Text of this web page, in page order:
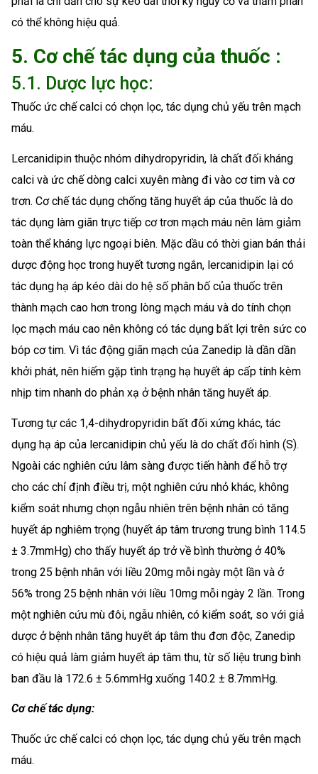
có thể không hiệu quả.
5. Cơ chế tác dụng của thuốc :
5.1. Dược lực học:
Thuốc ức chế calci có chọn lọc, tác dụng chủ yếu trên mạch
máu.
Lercanidipin thuộc nhóm dihydropyridin, là chất đối kháng
calci và ức chế dòng calci xuyên màng đi vào cơ tim và cơ
trơn. Cơ chế tác dụng chống tăng huyết áp của thuốc là do
tác dụng làm giãn trực tiếp cơ trơn mạch máu nên làm giảm
toàn thể kháng lực ngoại biên. Mặc dầu có thời gian bán thải
dược động học trong huyết tương ngắn, lercanidipin lại có
tác dụng hạ áp kéo dài do hệ số phân bố của thuốc trên
thành mạch cao hơn trong lòng mạch máu và do tính chọn
lọc mạch máu cao nên không có tác dụng bất lợi trên sức co
bóp cơ tim. Vì tác động giãn mạch của Zanedip là dần dần
khởi phát, nên hiếm gặp tình trạng hạ huyết áp cấp tính kèm
nhịp tim nhanh do phản xạ ở bệnh nhân tăng huyết áp.
Tương tự các 1,4-dihydropyridin bất đối xứng khác, tác
dụng hạ áp của lercanidipin chủ yếu là do chất đối hình (S).
Ngoài các nghiên cứu lâm sàng được tiến hành để hỗ trợ
cho các chỉ định điều trị, một nghiên cứu nhỏ khác, không
kiểm soát nhưng chọn ngẫu nhiên trên bệnh nhân có tăng
huyết áp nghiêm trọng (huyết áp tâm trương trung bình 114.5
± 3.7mmHg) cho thấy huyết áp trở về bình thường ở 40%
trong 25 bệnh nhân với liều 20mg mỗi ngày một lần và ở
56% trong 25 bệnh nhân với liều 10mg mỗi ngày 2 lần. Trong
một nghiên cứu mù đôi, ngẫu nhiên, có kiểm soát, so với giả
dược ở bệnh nhân tăng huyết áp tâm thu đơn độc, Zanedip
có hiệu quả làm giảm huyết áp tâm thu, từ số liệu trung bình
ban đầu là 172.6 ± 5.6mmHg xuống 140.2 ± 8.7mmHg.
Cơ chế tác dụng:
Thuốc ức chế calci có chọn lọc, tác dụng chủ yếu trên mạch
máu.